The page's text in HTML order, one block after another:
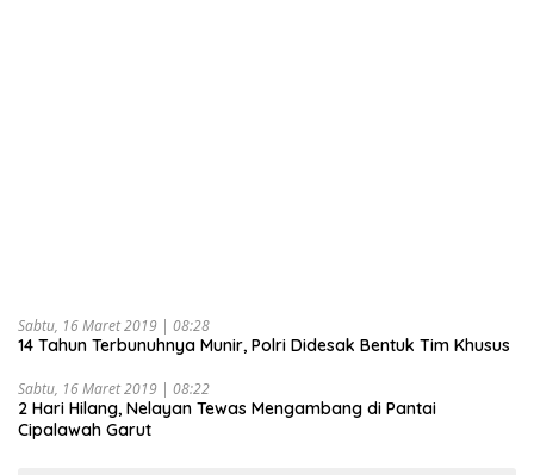
Sabtu, 16 Maret 2019 | 08:28
14 Tahun Terbunuhnya Munir, Polri Didesak Bentuk Tim Khusus
Sabtu, 16 Maret 2019 | 08:22
2 Hari Hilang, Nelayan Tewas Mengambang di Pantai
Cipalawah Garut